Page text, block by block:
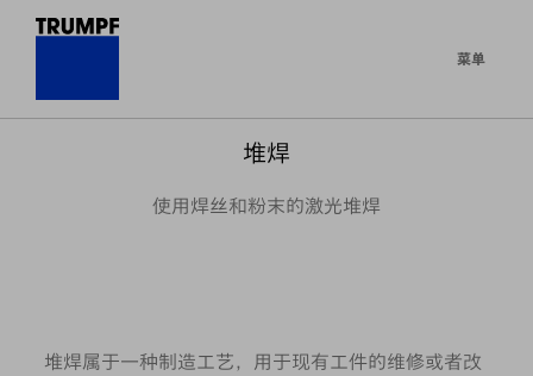
菜单
堆焊
使用焊丝和粉末的激光堆焊
堆焊属于一种制造工艺，用于现有工件的维修或者改